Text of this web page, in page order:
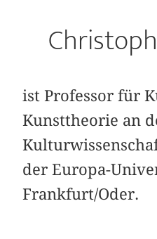
ist Professor für
Kunsttheorie an
der Europa-
Frankfurt/Oder.